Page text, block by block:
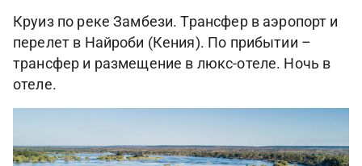
Круиз по реке Замбези. Трансфер в аэропорт и
перелет в Найроби (Кения). По прибытии –
трансфер и размещение в люкс-отеле. Ночь в
отеле.